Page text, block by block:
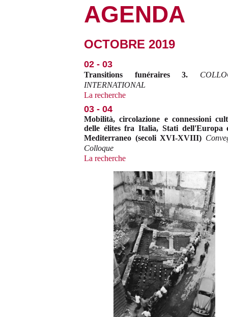
AGENDA
OCTOBRE 2019
02 - 03
Transitions funéraires 3.
INTERNATIONAL
La recherche
03 - 04
Mobilità, circolazione e connessioni
delle élites fra Italia, Stati dell'Europa
Mediterraneo (secoli XVI-XVIII)
Colloque
La recherche